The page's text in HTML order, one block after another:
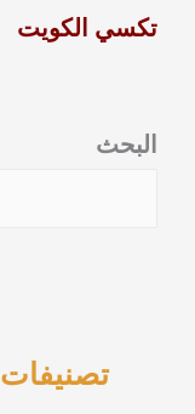
تكسي الكويت
البحث
تصنيفات